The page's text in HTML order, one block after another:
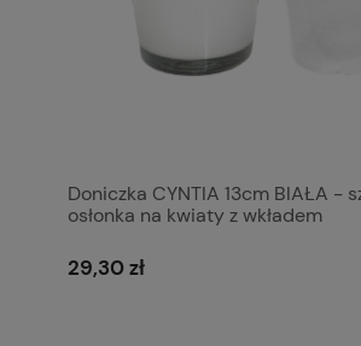
Doniczka CYNTIA 13cm BIAŁA -
osłonka na kwiaty z wkładem
29,30 zł